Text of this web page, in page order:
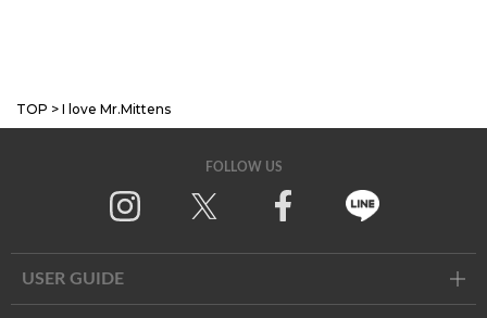
TOP > I love Mr.Mittens
FOLLOW US
USER GUIDE